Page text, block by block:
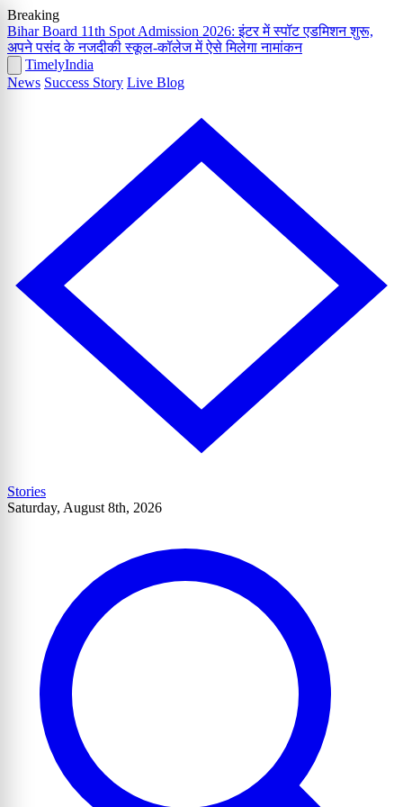
Breaking
Bihar Board 11th Spot Admission 2026: इंटर में स्पॉट एडमिशन शुरू,
अपने पसंद के नजदीकी स्कूल-कॉलेज में ऐसे मिलेगा नामांकन
TimelyIndia
News Success Story Live Blog
Stories
Saturday, August 8th, 2026